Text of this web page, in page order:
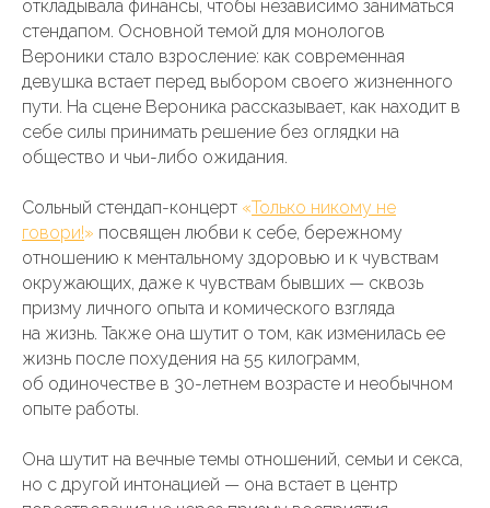
откладывала финансы, чтобы независимо заниматься
стендапом. Основной темой для монологов
Вероники стало взросление: как современная
девушка встает перед выбором своего жизненного
пути. На сцене Вероника рассказывает, как находит в
себе силы принимать решение без оглядки на
общество и чьи-либо ожидания.
Сольный стендап-концерт «Только никому не
говори!» посвящен любви к себе, бережному
отношению к ментальному здоровью и к чувствам
окружающих, даже к чувствам бывших — сквозь
призму личного опыта и комического взгляда
на жизнь. Также она шутит о том, как изменилась ее
жизнь после похудения на 55 килограмм,
об одиночестве в 30-летнем возрасте и необычном
опыте работы.
Она шутит на вечные темы отношений, семьи и секса,
но с другой интонацией — она встает в центр